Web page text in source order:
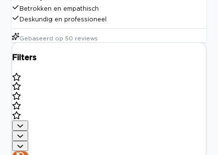
Betrokken en empathisch
Deskundig en professioneel
Gebaseerd op 50 reviews
Filters